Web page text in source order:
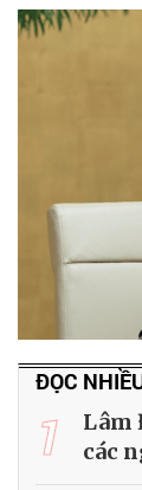
ĐỌC
1
Lâm
các